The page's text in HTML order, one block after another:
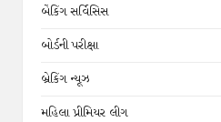
બેંકિંગ સર્વિસિસ
બોર્ડની પરીક્ષા
બ્રેકિંગ ન્યૂઝ
મહિલા પ્રીમિયર લીગ